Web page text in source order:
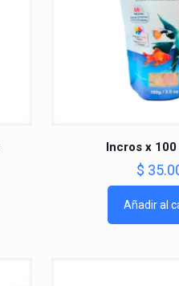
Incros x
$
Añadir al